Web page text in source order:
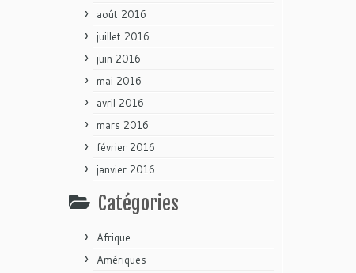
août 2016
juillet 2016
juin 2016
mai 2016
avril 2016
mars 2016
février 2016
janvier 2016
Catégories
Afrique
Amériques